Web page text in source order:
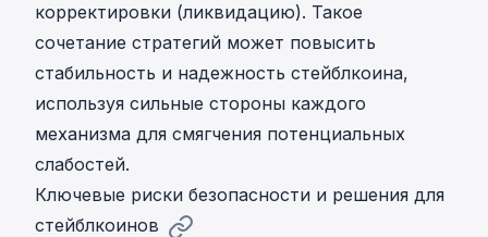
корректировки (ликвидацию). Такое
сочетание стратегий может повысить
стабильность и надежность стейблкоина,
используя сильные стороны каждого
механизма для смягчения потенциальных
слабостей.
Ключевые риски безопасности и решения для
стейблкоинов